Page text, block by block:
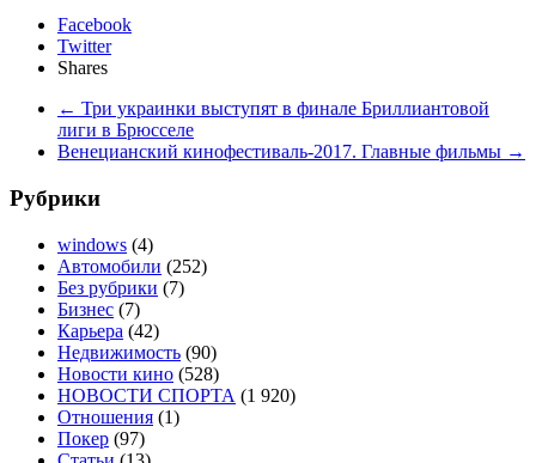
Facebook
Twitter
Shares
← Три украинки выступят в финале Бриллиантовой
лиги в Брюсселе
Венецианский кинофестиваль-2017. Главные фильмы →
Рубрики
windows (4)
Автомобили (252)
Без рубрики (7)
Бизнес (7)
Карьера (42)
Недвижимость (90)
Новости кино (528)
НОВОСТИ СПОРТА (1 920)
Отношения (1)
Покер (97)